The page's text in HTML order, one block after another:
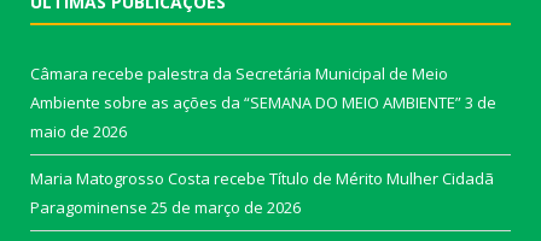
Câmara recebe palestra da Secretária Municipal de Meio
Ambiente sobre as ações da “SEMANA DO MEIO AMBIENTE”3 de
maio de 2026
Maria Matogrosso Costa recebe Título de Mérito Mulher Cidadã
Paragominense 25 de março de 2026